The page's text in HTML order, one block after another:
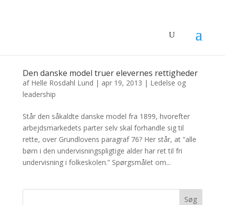
Den danske model truer elevernes rettigheder
af Helle Rosdahl Lund | apr 19, 2013 | Ledelse og
leadership
Står den såkaldte danske model fra 1899, hvorefter
arbejdsmarkedets parter selv skal forhandle sig til
rette, over Grundlovens paragraf 76? Her står, at “alle
børn i den undervisningspligtige alder har ret til fri
undervisning i folkeskolen.” Spørgsmålet om...